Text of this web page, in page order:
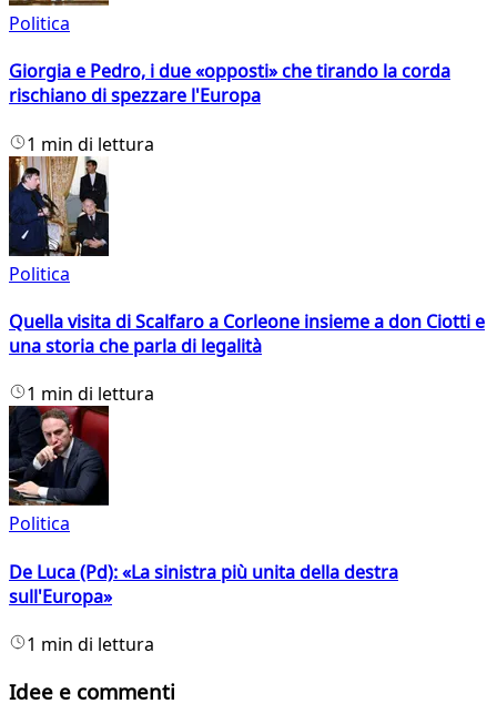
Politica
Giorgia e Pedro, i due «opposti» che tirando la corda
rischiano di spezzare l'Europa
1 min di lettura
Politica
Quella visita di Scalfaro a Corleone insieme a don Ciotti e
una storia che parla di legalità
1 min di lettura
Politica
De Luca (Pd): «La sinistra più unita della destra
sull'Europa»
1 min di lettura
Idee e commenti